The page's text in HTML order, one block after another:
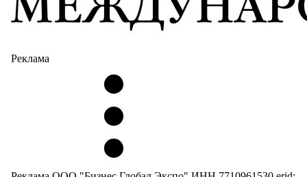
Реклама